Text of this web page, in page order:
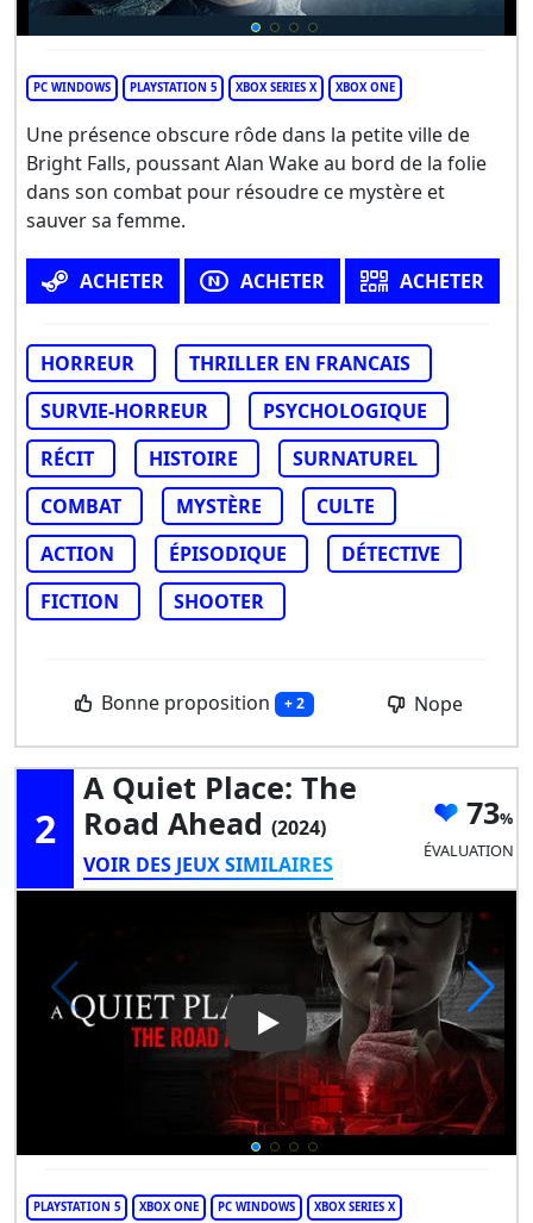
PC WINDOWS PLAYSTATION 5 XBOX SERIES X XBOX ONE
Une présence obscure rôde dans la petite ville de
Bright Falls, poussant Alan Wake au bord de la folie
dans son combat pour résoudre ce mystère et
sauver sa femme.
ACHETER ACHETER ACHETER
HORREUR
THRILLER EN FRANCAIS
SURVIE-HORREUR
PSYCHOLOGIQUE
RÉCIT
HISTOIRE
SURNATUREL
COMBAT
MYSTÈRE
CULTE
ACTION
ÉPISODIQUE
DÉTECTIVE
FICTION
SHOOTER
Bonne proposition + 2 Nope
2
A Quiet Place: The
Road Ahead (2024)
VOIR DES JEUX SIMILAIRES
73
ÉVALUATION
Play Video: A Quiet Place:
PLAYSTATION 5 XBOX ONE PC WINDOWS XBOX SERIES X